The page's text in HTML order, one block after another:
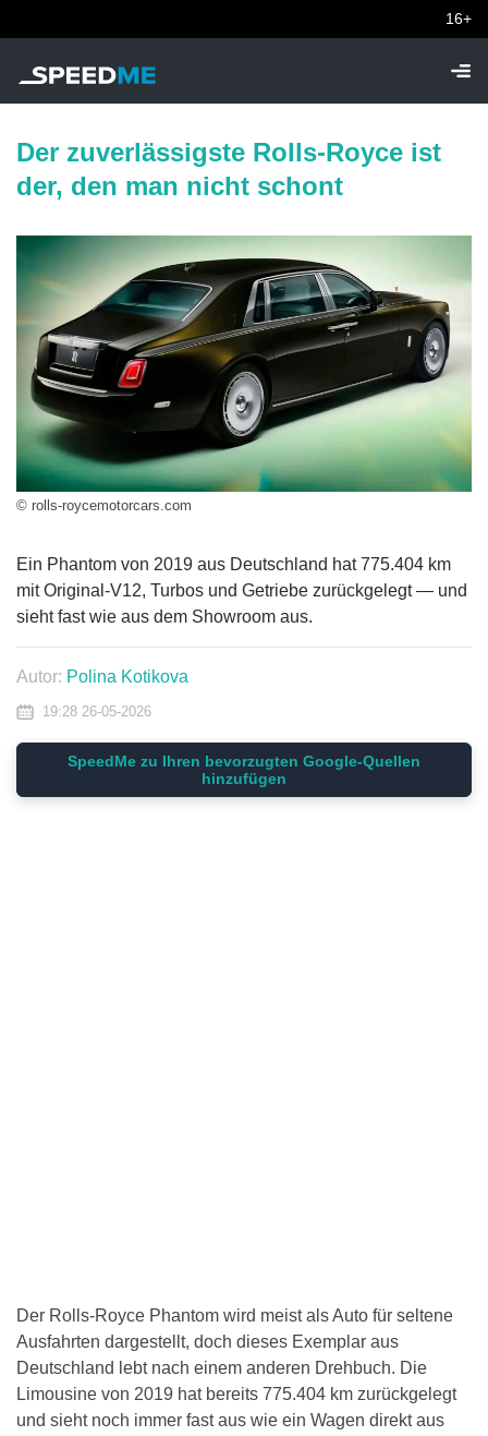
16+
Der zuverlässigste Rolls-Royce ist
der, den man nicht schont
© rolls-roycemotorcars.com
Ein Phantom von 2019 aus Deutschland hat 775.404 km
mit Original-V12, Turbos und Getriebe zurückgelegt — und
sieht fast wie aus dem Showroom aus.
Autor: Polina Kotikova
19:28 26-05-2026
SpeedMe zu Ihren bevorzugten Google-Quellen
hinzufügen
Der Rolls-Royce Phantom wird meist als Auto für seltene
Ausfahrten dargestellt, doch dieses Exemplar aus
Deutschland lebt nach einem anderen Drehbuch. Die
Limousine von 2019 hat bereits 775.404 km zurückgelegt
und sieht noch immer fast aus wie ein Wagen direkt aus